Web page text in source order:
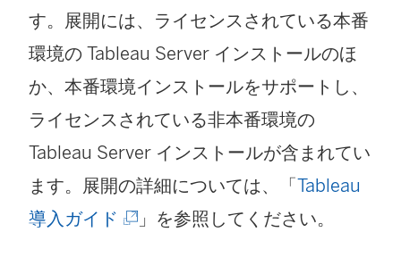
す。展開には、ライセンスされている本番
環境の Tableau Server インストールのほ
か、本番環境インストールをサポートし、
ライセンスされている非本番環境の
Tableau Server インストールが含まれてい
ます。展開の詳細については、「Tableau
導入ガイド (
」を参照してください。